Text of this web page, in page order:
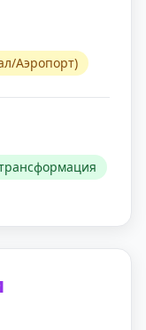
Аэропорт)